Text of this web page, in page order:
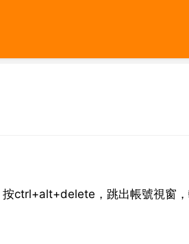
按ctrl+alt+delete，跳出帳號視窗